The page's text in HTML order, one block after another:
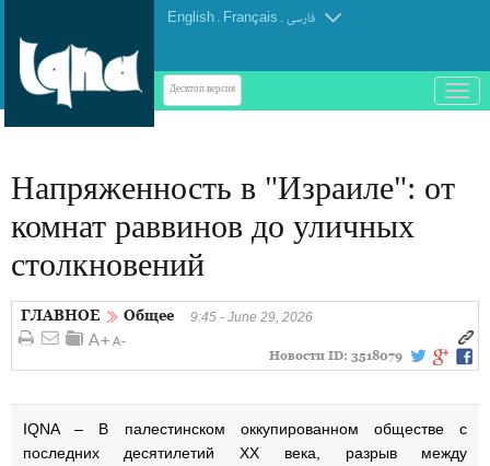
English . Français . فارسی
Десктоп-версия
باز
و
Напряженность в "Израиле": от
комнат раввинов до уличных
столкновений
ГЛАВНОЕ Общее 9:45 - June 29, 2026
Новости ID: 3518079
IQNA – В палестинском оккупированном обществе с
последних десятилетий ХХ века, разрыв между